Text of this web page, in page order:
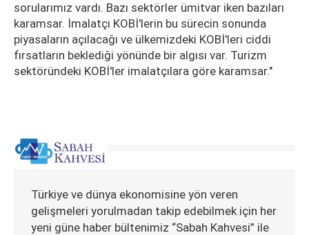
sorularımız vardı. Bazı sektörler ümitvar iken bazıları
karamsar. İmalatçı KOBİ'lerin bu sürecin sonunda
piyasaların açılacağı ve ülkemizdeki KOBİ'leri ciddi
fırsatların beklediği yönünde bir algısı var. Turizm
sektöründeki KOBİ'ler imalatçılara göre karamsar."
Türkiye ve dünya ekonomisine yön veren
gelişmeleri yorulmadan takip edebilmek için her
yeni güne haber bültenimiz “Sabah Kahvesi” ile